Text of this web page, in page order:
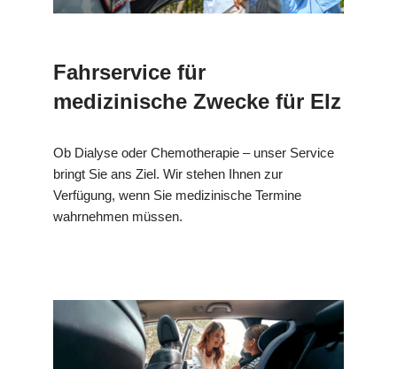
Fahrservice für
medizinische Zwecke für Elz
Ob Dialyse oder Chemotherapie – unser Service
bringt Sie ans Ziel. Wir stehen Ihnen zur
Verfügung, wenn Sie medizinische Termine
wahrnehmen müssen.